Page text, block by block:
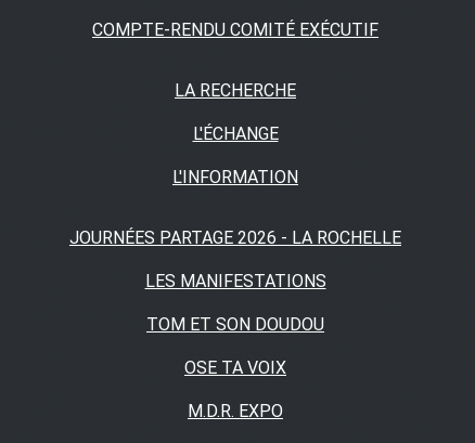
COMPTE-RENDU COMITÉ EXÉCUTIF
LA RECHERCHE
L'ÉCHANGE
L'INFORMATION
JOURNÉES PARTAGE 2026 - LA ROCHELLE
LES MANIFESTATIONS
TOM ET SON DOUDOU
OSE TA VOIX
M.D.R. EXPO